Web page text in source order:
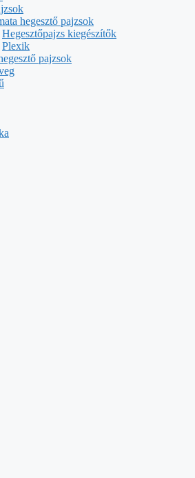
hegesztő pajzsok
Hegesztőpajzs kiegészítők
Plexik
pajzsok